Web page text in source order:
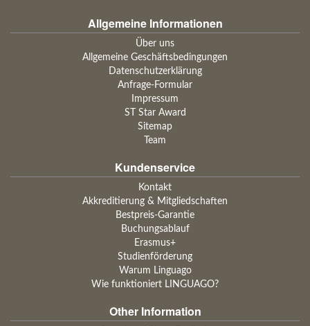
Allgemeine Informationen
Über uns
Allgemeine Geschäftsbedingungen
Datenschutzerklärung
Anfrage-Formular
Impressum
ST Star Award
Sitemap
Team
Kundenservice
Kontakt
Akkreditierung & Mitgliedschaften
Bestpreis-Garantie
Buchungsablauf
Erasmus+
Studienförderung
Warum Linguago
Wie funktioniert LINGUAGO?
Other Information